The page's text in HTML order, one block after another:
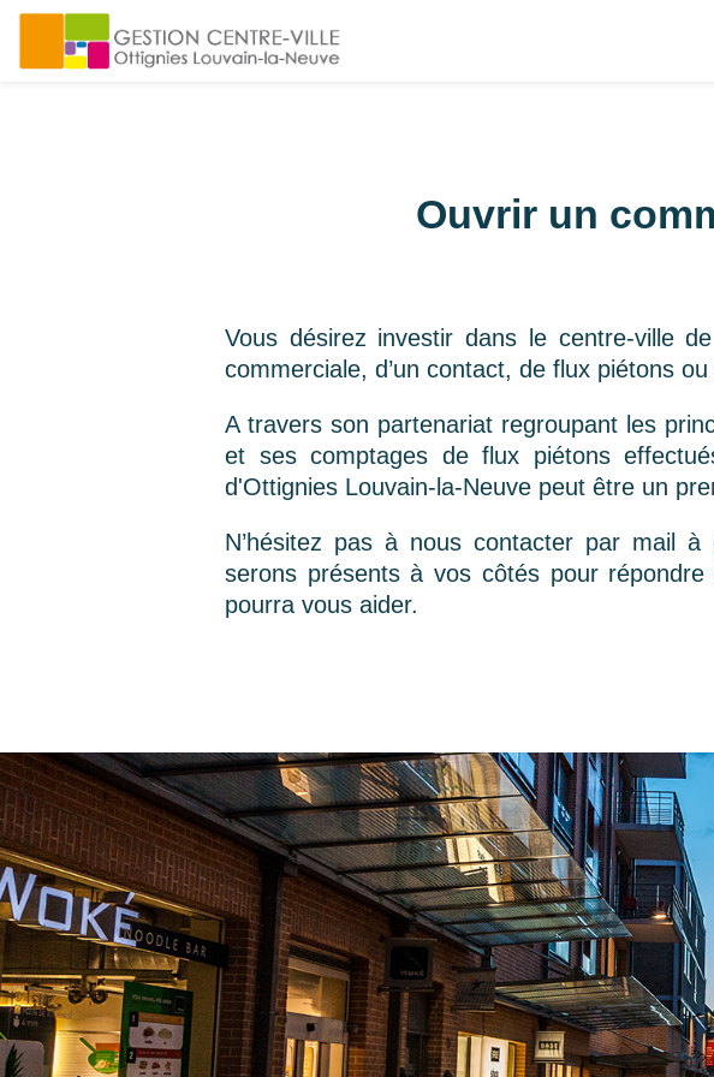
Ouvrir un
Vous désirez investir dans le centre-ville
commerciale, d’un contact, de flux piétons
A travers son partenariat regroupant les
et ses comptages de flux piétons
d'Ottignies Louvain-la-Neuve peut être un
N’hésitez pas à nous contacter par mail à
serons présents à vos côtés pour
pourra vous aider.